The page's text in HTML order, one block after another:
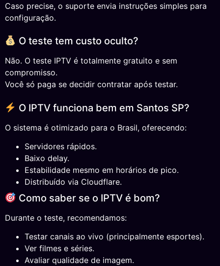
Caso precise, o suporte envia instruções simples para
configuração.
O teste tem custo oculto?
Não. O teste IPTV é totalmente gratuito e sem
compromisso.
Você só paga se decidir contratar após testar.
O IPTV funciona bem em Santos SP?
O sistema é otimizado para o Brasil, oferecendo:
Servidores rápidos.
Baixo delay.
Estabilidade mesmo em horários de pico.
Distribuído via Cloudflare.
Como saber se o IPTV é bom?
Durante o teste, recomendamos:
Testar canais ao vivo (principalmente esportes).
Ver filmes e séries.
Avaliar qualidade de imagem.